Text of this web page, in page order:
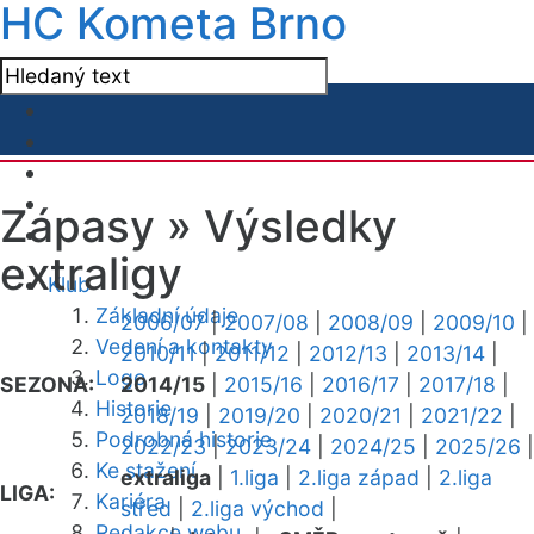
HC Kometa Brno
Klub
Základní údaje
Vedení a kontakty
Logo
Historie
Podrobná historie
Ke stažení
Kariéra
Zápasy » Výsledky
extraligy
SEZONA:
2006/07|2007/08 2008/09 2009/10
2010/11|2011/12 2012/13 2013/14
2014/15
2015/16 2016/17 2017/18
2018/19
2019/20 2020/21 2021/22
2022/23|2023/24 2024/25 2025/26
LIGA:
extraliga 1.liga 2.liga západ
2.liga
střed
2.liga východ